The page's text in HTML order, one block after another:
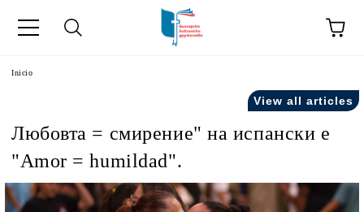
Inicio
View all articles
Любовта = смирение" на испански е
"Amor = humildad".